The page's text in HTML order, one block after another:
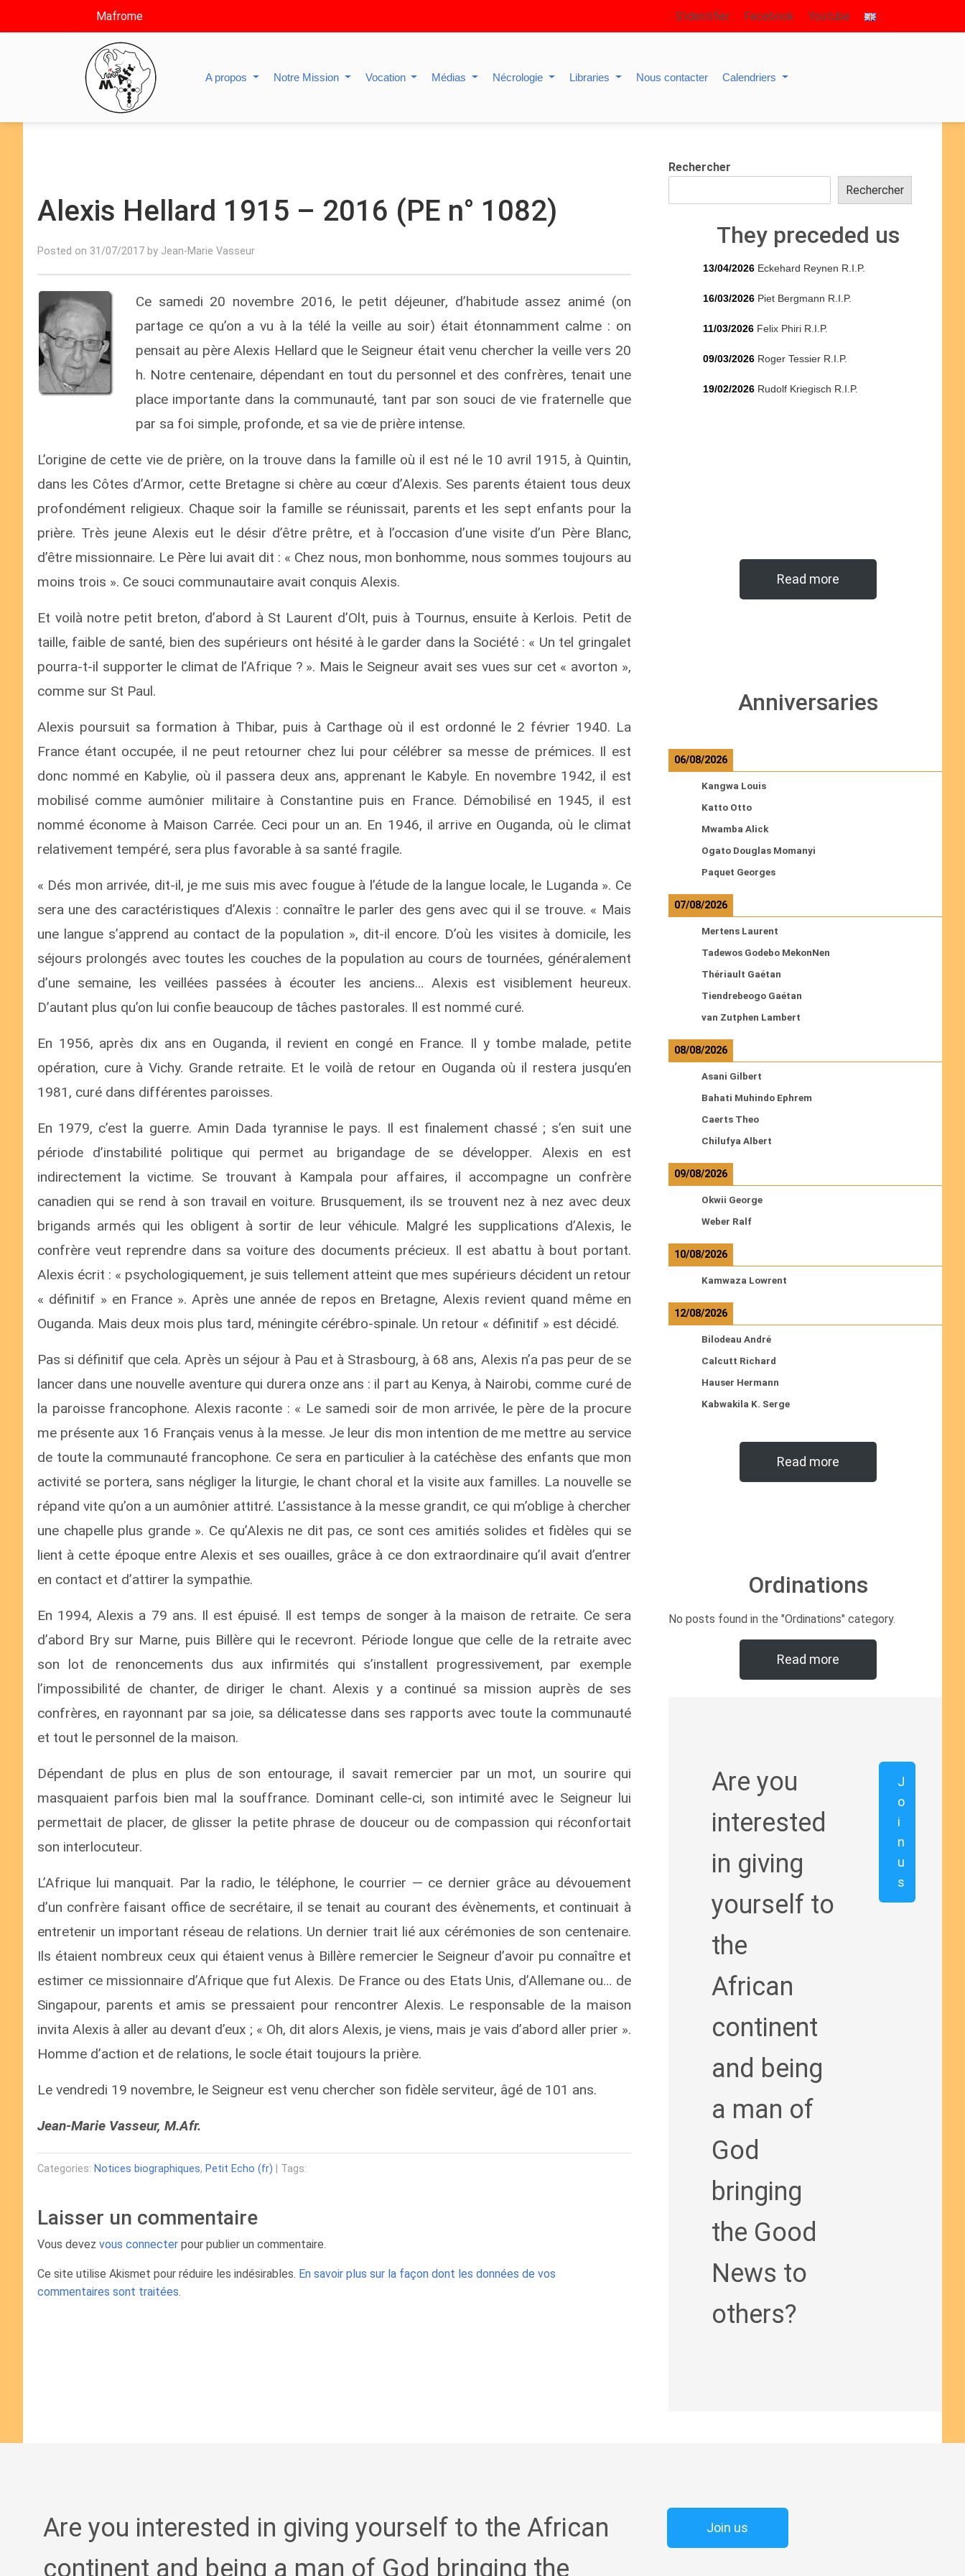
Mafrome S’identifier Facebook Youtube
A propos Notre Mission Vocation Médias Nécrologie Libraries Nous contacter Calendriers
Alexis Hellard 1915 – 2016 (PE n° 1082)
Posted on 31/07/2017 by Jean-Marie Vasseur
Ce samedi 20 novembre 2016, le petit déjeuner, d’habitude assez animé (on
partage ce qu’on a vu à la télé la veille au soir) était étonnamment calme : on
pensait au père Alexis Hellard que le Seigneur était venu chercher la veille vers 20
h. Notre centenaire, dépendant en tout du personnel et des confrères, tenait une
place importante dans la communauté, tant par son souci de vie fraternelle que
par sa foi simple, profonde, et sa vie de prière intense.
L’origine de cette vie de prière, on la trouve dans la famille où il est né le 10 avril 1915, à Quintin,
dans les Côtes d’Armor, cette Bretagne si chère au cœur d’Alexis. Ses parents étaient tous deux
profondément religieux. Chaque soir la famille se réunissait, parents et les sept enfants pour la
prière. Très jeune Alexis eut le désir d’être prêtre, et à l’occasion d’une visite d’un Père Blanc,
d’être missionnaire. Le Père lui avait dit : « Chez nous, mon bonhomme, nous sommes toujours au
moins trois ». Ce souci communautaire avait conquis Alexis.
Et voilà notre petit breton, d’abord à St Laurent d’Olt, puis à Tournus, ensuite à Kerlois. Petit de
taille, faible de santé, bien des supérieurs ont hésité à le garder dans la Société : « Un tel gringalet
pourra-t-il supporter le climat de l’Afrique ? ». Mais le Seigneur avait ses vues sur cet « avorton »,
comme sur St Paul.
Alexis poursuit sa formation à Thibar, puis à Carthage où il est ordonné le 2 février 1940. La
France étant occupée, il ne peut retourner chez lui pour célébrer sa messe de prémices. Il est
donc nommé en Kabylie, où il passera deux ans, apprenant le Kabyle. En novembre 1942, il est
mobilisé comme aumônier militaire à Constantine puis en France. Démobilisé en 1945, il est
nommé économe à Maison Carrée. Ceci pour un an. En 1946, il arrive en Ouganda, où le climat
relativement tempéré, sera plus favorable à sa santé fragile.
« Dés mon arrivée, dit-il, je me suis mis avec fougue à l’étude de la langue locale, le Luganda ». Ce
sera une des caractéristiques d’Alexis : connaître le parler des gens avec qui il se trouve. « Mais
une langue s’apprend au contact de la population », dit-il encore. D’où les visites à domicile, les
séjours prolongés avec toutes les couches de la population au cours de tournées, généralement
d’une semaine, les veillées passées à écouter les anciens… Alexis est visiblement heureux.
D’autant plus qu’on lui confie beaucoup de tâches pastorales. Il est nommé curé.
En 1956, après dix ans en Ouganda, il revient en congé en France. Il y tombe malade, petite
opération, cure à Vichy. Grande retraite. Et le voilà de retour en Ouganda où il restera jusqu’en
1981, curé dans différentes paroisses.
En 1979, c’est la guerre. Amin Dada tyrannise le pays. Il est finalement chassé ; s’en suit une
période d’instabilité politique qui permet au brigandage de se développer. Alexis en est
indirectement la victime. Se trouvant à Kampala pour affaires, il accompagne un confrère
canadien qui se rend à son travail en voiture. Brusquement, ils se trouvent nez à nez avec deux
brigands armés qui les obligent à sortir de leur véhicule. Malgré les supplications d’Alexis, le
confrère veut reprendre dans sa voiture des documents précieux. Il est abattu à bout portant.
Alexis écrit : « psychologiquement, je suis tellement atteint que mes supérieurs décident un retour
« définitif » en France ». Après une année de repos en Bretagne, Alexis revient quand même en
Ouganda. Mais deux mois plus tard, méningite cérébro-spinale. Un retour « définitif » est décidé.
Pas si définitif que cela. Après un séjour à Pau et à Strasbourg, à 68 ans, Alexis n’a pas peur de se
lancer dans une nouvelle aventure qui durera onze ans : il part au Kenya, à Nairobi, comme curé de
la paroisse francophone. Alexis raconte : « Le samedi soir de mon arrivée, le père de la procure
me présente aux 16 Français venus à la messe. Je leur dis mon intention de me mettre au service
de toute la communauté francophone. Ce sera en particulier à la catéchèse des enfants que mon
activité se portera, sans négliger la liturgie, le chant choral et la visite aux familles. La nouvelle se
répand vite qu’on a un aumônier attitré. L’assistance à la messe grandit, ce qui m’oblige à chercher
une chapelle plus grande ». Ce qu’Alexis ne dit pas, ce sont ces amitiés solides et fidèles qui se
lient à cette époque entre Alexis et ses ouailles, grâce à ce don extraordinaire qu’il avait d’entrer
en contact et d’attirer la sympathie.
En 1994, Alexis a 79 ans. Il est épuisé. Il est temps de songer à la maison de retraite. Ce sera
d’abord Bry sur Marne, puis Billère qui le recevront. Période longue que celle de la retraite avec
son lot de renoncements dus aux infirmités qui s’installent progressivement, par exemple
l’impossibilité de chanter, de diriger le chant. Alexis y a continué sa mission auprès de ses
confrères, en rayonnant par sa joie, sa délicatesse dans ses rapports avec toute la communauté
et tout le personnel de la maison.
Dépendant de plus en plus de son entourage, il savait remercier par un mot, un sourire qui
masquaient parfois bien mal la souffrance. Dominant celle-ci, son intimité avec le Seigneur lui
permettait de placer, de glisser la petite phrase de douceur ou de compassion qui réconfortait
son interlocuteur.
L’Afrique lui manquait. Par la radio, le téléphone, le courrier — ce dernier grâce au dévouement
d’un confrère faisant office de secrétaire, il se tenait au courant des évènements, et continuait à
entretenir un important réseau de relations. Un dernier trait lié aux cérémonies de son centenaire.
Ils étaient nombreux ceux qui étaient venus à Billère remercier le Seigneur d’avoir pu connaître et
estimer ce missionnaire d’Afrique que fut Alexis. De France ou des Etats Unis, d’Allemane ou… de
Singapour, parents et amis se pressaient pour rencontrer Alexis. Le responsable de la maison
invita Alexis à aller au devant d’eux ; « Oh, dit alors Alexis, je viens, mais je vais d’abord aller prier ».
Homme d’action et de relations, le socle était toujours la prière.
Le vendredi 19 novembre, le Seigneur est venu chercher son fidèle serviteur, âgé de 101 ans.
Jean-Marie Vasseur, M.Afr.
Categories: Notices biographiques, Petit Echo (fr) | Tags:
Laisser un commentaire
Vous devez vous connecter pour publier un commentaire.
Ce site utilise Akismet pour réduire les indésirables. En savoir plus sur la façon dont les données de vos
commentaires sont traitées.
Rechercher
Rechercher
They preceded us
13/04/2026 Eckehard Reynen R.I.P.
16/03/2026 Piet Bergmann R.I.P.
11/03/2026 Felix Phiri R.I.P.
09/03/2026 Roger Tessier R.I.P.
19/02/2026 Rudolf Kriegisch R.I.P.
Read more
Anniversaries
06/08/2026
Kangwa Louis
Katto Otto
Mwamba Alick
Ogato Douglas Momanyi
Paquet Georges
07/08/2026
Mertens Laurent
Tadewos Godebo MekonNen
Thériault Gaétan
Tiendrebeogo Gaétan
van Zutphen Lambert
08/08/2026
Asani Gilbert
Bahati Muhindo Ephrem
Caerts Theo
Chilufya Albert
09/08/2026
Okwii George
Weber Ralf
10/08/2026
Kamwaza Lowrent
12/08/2026
Bilodeau André
Calcutt Richard
Hauser Hermann
Kabwakila K. Serge
Read more
Ordinations
No posts found in the "Ordinations" category.
Read more
Are you
interested
in giving
yourself to
the
African
continent
and being
a man of
God
bringing
the Good
News to
others?
J
o
i
n
u
s
Are you interested in giving yourself to the African
continent and being a man of God bringing the
Join us